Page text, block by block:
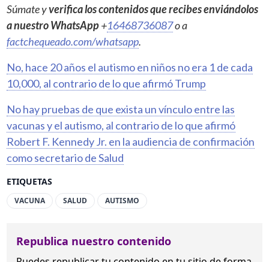
ETIQUETAS
VACUNA SALUD AUTISMO
Súmate yverifica los contenidos que recibes enviándolos
a nuestro WhatsApp+16468736087o a
factchequeado.com/whatsapp.
No, hace 20 años el autismo en niños no era 1 de cada
10,000, al contrario de lo que afirmó Trump
No hay pruebas de que exista un vínculo entre las
vacunas y el autismo, al contrario de lo que afirmó
Robert F. Kennedy Jr. en la audiencia de confirmación
como secretario de Salud
Republica nuestro contenido